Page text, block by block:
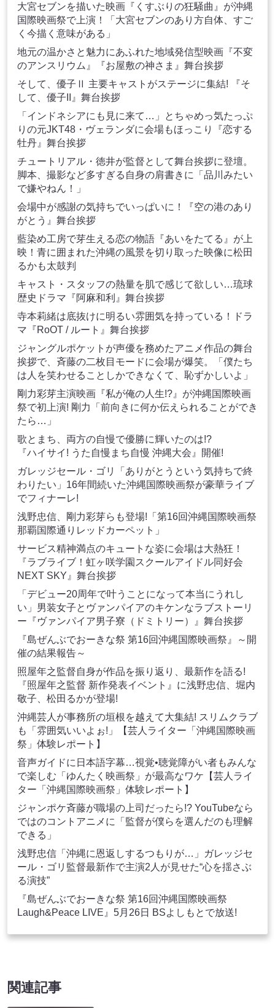
大宮セブンを描いた映画『くすぶりの狂騒曲』が沖縄
国際映画祭で上演！「大宮セブンのあり方自体、すご
く今描く意味がある」
地元の温かさと魅力にあふれた地域発信型映画『不変
のアンスリウム』『お屋敷の神さま』舞台挨拶
そして、優子Ⅱ 主要キャストがステージに集結! 『そ
して、優子II』舞台挨拶
「インドネシアにも見に来て…」とちゃめっ気たっぷ
りの元JKT48・ヴェランダに会場もほっこり『恋する
牡丹』舞台挨拶
チュートリアル・徳井が監督として舞台挨拶に登壇。
脚本、撮影など多すぎる自身の肩書きに「品川みたい
で嫌やねん！」
会場中が感謝の気持ちでいっぱいに！『空の港のあり
がとう』舞台挨拶
藍染め工房で芽生える恋の物語『あいをたてる』が上
映！青に囲まれた沖縄の風景を切り取った映像に松田
るかも太鼓判
キャスト・スタッフの熱量を肌で感じて欲しい…琉球
歴史ドラマ『阿麻和利』舞台挨拶
寺本莉緒は底抜けに明るい雰囲気を持っている！ドラ
マ『RoOT / ルート』舞台挨拶
ジャングルポケットが声優を務めたアニメ作品の舞台
挨拶で、斉藤の二枚目モードに会場が爆笑。「僕たち
は人を笑わせることしかできなくて、恥ずかしいよ」
剛力彩芽主演映画『私が俺の人生!?』が沖縄国際映画
祭で初上演! 剛力「前向きに何か伝えられることができ
たら…」
歌とまち、両方の自慢で優勝に輝いたのは!?
『ハイサイ! うた自慢まち自慢 沖縄大会』開催!
ガレッジセール・ゴリ「ありがとうという気持ちで終
わりたい」16年間続いた沖縄国際映画祭が豪華ライブ
でフィナーレ!
浅野忠信、剛力彩芽らも登場!「第16回沖縄国際映画祭
那覇国際通りレッドカーペット」
サービス精神満点のキュートな姿に会場は大熱狂！
『ラブライブ！虹ヶ咲学園スクールアイドル同好会
NEXT SKY』舞台挨拶
「デビュー20周年で叶うことになって本当にうれし
い」男装女子とヴァンパイアのキケンなラブストーリ
ー『ヴァンパイア男子寮（ドミトリー）』舞台挨拶
『島ぜんぶでおーきな祭 第16回沖縄国際映画祭』～開
催の結果報告～
照屋年之監督自身が作品を振り返り、最新作を語る!
『照屋年之監督 新作発表イベント』に浅野忠信、堀内
敬子、松田るかが登場!
沖縄芸人が事務所の垣根を越えて大集結! スリムクラブ
も「雰囲気いいよぉ!」【芸人ライター「沖縄国際映画
祭」体験レポート】
音声ガイドに日本語字幕…視覚•聴覚障がい者もみんな
で楽しむ「ゆんたく映画祭」が最高なワケ【芸人ライ
ター「沖縄国際映画祭」体験レポート】
ジャンポケ斉藤が職場の上司だったら!? YouTubeなら
ではのコントアニメに「監督が僕らを選んだのも理解
できる」
浅野忠信「沖縄に恩返しするつもりが…」ガレッジセ
ール・ゴリ監督最新作で主演2人が見せた“心を揺さぶ
る演技”
『島ぜんぶでおーきな祭 第16回沖縄国際映画祭
Laugh&Peace LIVE』5月26日 BSよしもとで放送!
関連記事